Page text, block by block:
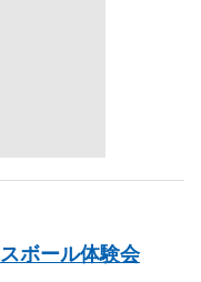
ボール体験会